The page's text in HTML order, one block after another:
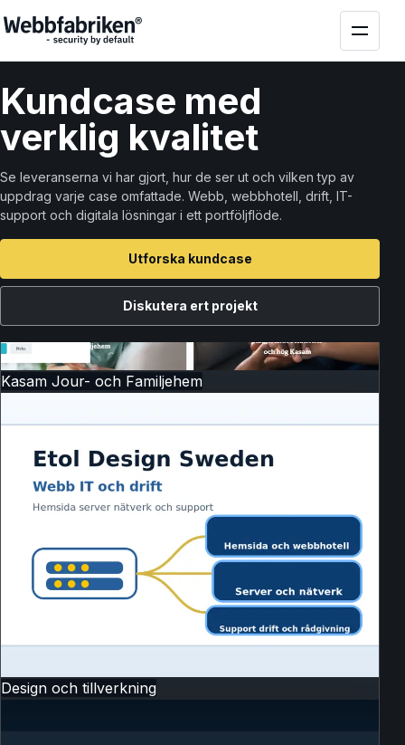
Kundcase med
verklig kvalitet
Se leveranserna vi har gjort, hur de ser ut och vilken typ av
uppdrag varje case omfattade. Webb, webbhotell, drift, IT-
support och digitala lösningar i ett portföljflöde.
Utforska kundcase
Diskutera ert projekt
Kasam Jour- och Familjehem
Design och tillverkning